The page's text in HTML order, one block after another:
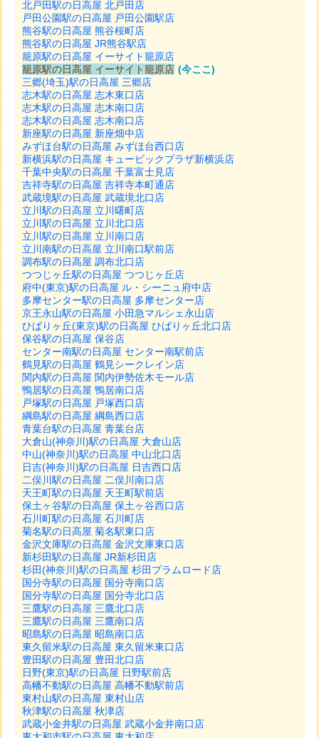
北戸田駅の日高屋 北戸田店
戸田公園駅の日高屋 戸田公園駅店
熊谷駅の日高屋 熊谷桜町店
熊谷駅の日高屋 JR熊谷駅店
籠原駅の日高屋 イーサイト籠原店
籠原駅の日高屋 イーサイト籠原店 (今ここ)
三郷(埼玉)駅の日高屋 三郷店
志木駅の日高屋 志木東口店
志木駅の日高屋 志木南口店
志木駅の日高屋 志木南口店
新座駅の日高屋 新座畑中店
みずほ台駅の日高屋 みずほ台西口店
新横浜駅の日高屋 キュービックプラザ新横浜店
千葉中央駅の日高屋 千葉富士見店
吉祥寺駅の日高屋 吉祥寺本町通店
武蔵境駅の日高屋 武蔵境北口店
立川駅の日高屋 立川曙町店
立川駅の日高屋 立川北口店
立川駅の日高屋 立川南口店
立川南駅の日高屋 立川南口駅前店
調布駅の日高屋 調布北口店
つつじヶ丘駅の日高屋 つつじヶ丘店
府中(東京)駅の日高屋 ル・シーニュ府中店
多摩センター駅の日高屋 多摩センター店
京王永山駅の日高屋 小田急マルシェ永山店
ひばりヶ丘(東京)駅の日高屋 ひばりヶ丘北口店
保谷駅の日高屋 保谷店
センター南駅の日高屋 センター南駅前店
鶴見駅の日高屋 鶴見シークレイン店
関内駅の日高屋 関内伊勢佐木モール店
鴨居駅の日高屋 鴨居南口店
戸塚駅の日高屋 戸塚西口店
綱島駅の日高屋 綱島西口店
青葉台駅の日高屋 青葉台店
大倉山(神奈川)駅の日高屋 大倉山店
中山(神奈川)駅の日高屋 中山北口店
日吉(神奈川)駅の日高屋 日吉西口店
二俣川駅の日高屋 二俣川南口店
天王町駅の日高屋 天王町駅前店
保土ヶ谷駅の日高屋 保土ヶ谷西口店
石川町駅の日高屋 石川町店
菊名駅の日高屋 菊名駅東口店
金沢文庫駅の日高屋 金沢文庫東口店
新杉田駅の日高屋 JR新杉田店
杉田(神奈川)駅の日高屋 杉田プラムロード店
国分寺駅の日高屋 国分寺南口店
国分寺駅の日高屋 国分寺北口店
三鷹駅の日高屋 三鷹北口店
三鷹駅の日高屋 三鷹南口店
昭島駅の日高屋 昭島南口店
東久留米駅の日高屋 東久留米東口店
豊田駅の日高屋 豊田北口店
日野(東京)駅の日高屋 日野駅前店
高幡不動駅の日高屋 高幡不動駅前店
東村山駅の日高屋 東村山店
秋津駅の日高屋 秋津店
武蔵小金井駅の日高屋 武蔵小金井南口店